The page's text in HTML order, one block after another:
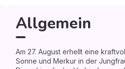
Allgemein
Am 27. August erhellt eine
Sonne und Merkur in der